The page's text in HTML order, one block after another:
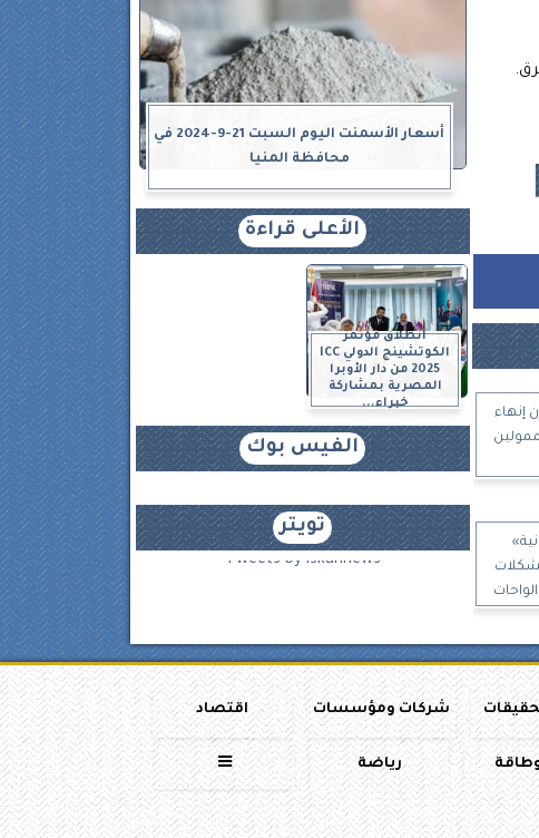
إنهاء
أسعار الأسمنت اليوم السبت 21-9-2024 في
محافظة المنيا
الأعلى قراءة
انطلاق مؤتمر
الكوتشينج الدولي ICC
2025 من دار الأوبرا
المصرية بمشاركة
خبراء...
الفيس بوك
تويتر
Tweets by iskannews
شركات ومؤسسات اقتصاد
رياضة 